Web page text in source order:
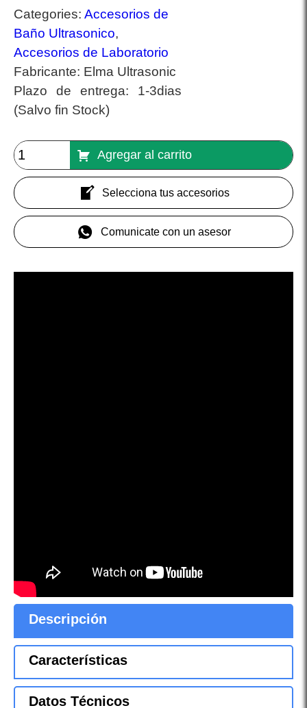
Categories: Accesorios de
Baño Ultrasonico,
Accesorios de Laboratorio
Fabricante: Elma Ultrasonic
Plazo de entrega: 1-3dias
(Salvo fin Stock)
Agregar al carrito
Selecciona tus accesorios
Comunicate con un asesor
Descripción
Características
Datos Técnicos